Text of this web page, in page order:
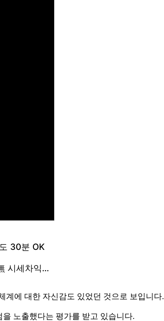
계에 대한 자신감도 있었던 것으로 보입니다.
노출했다는 평가를 받고 있습니다.